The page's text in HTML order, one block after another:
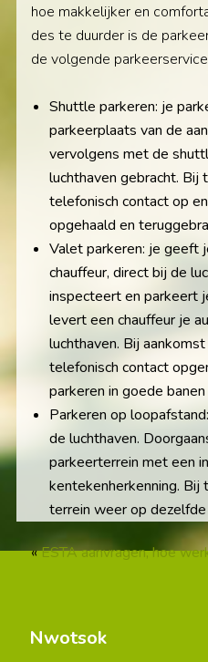
hoe makkelijker en
des te duurder is de
de volgende
Shuttle parkeren: je
parkeerplaats van de
vervolgens met de
luchthaven gebracht. Bij
telefonisch contact op
opgehaald en
Valet parkeren: je geeft
chauffeur, direct bij de
inspecteert en parkeert
levert een chauffeur je
luchthaven. Bij
telefonisch contact
parkeren in goede
Parkeren op
de luchthaven.
parkeerterrein met een
kentekenherkenning.
terrein weer op
«ESTA aanvragen, hoe
Nwotsok